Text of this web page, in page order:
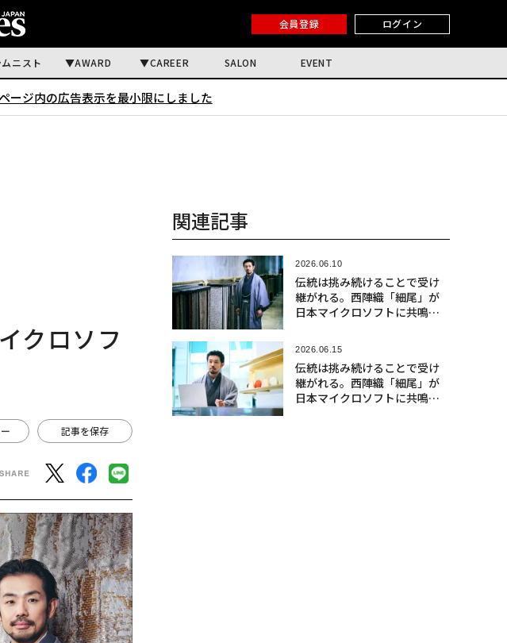
会員登録 ログイン
ニスト AWARD CAREER SALON EVENT
ージ内の広告表示を最小限にしました
クロソフ
記事を保存
関連記事
2026.06.10
伝統は挑み続けることで受け
継がれる。西陣織「細尾」が
日本マイクロソフトに共鳴す
2026.06.15
伝統は挑み続けることで受け
継がれる。西陣織「細尾」が
日本マイクロソフトに共鳴す